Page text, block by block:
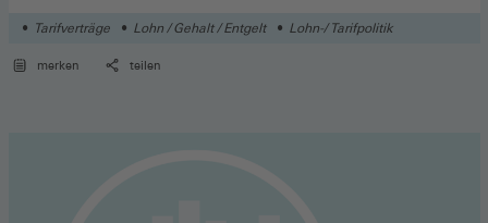
Tarifverträge Lohn / Gehalt / Entgelt Lohn-/ Tarifpolitik
merken teilen